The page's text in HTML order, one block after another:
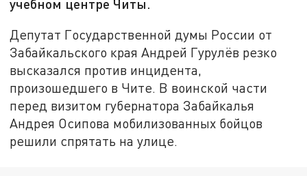
учебном центре Читы.
Депутат Государственной думы России от
Забайкальского края Андрей Гурулёв резко
высказался против инцидента,
произошедшего в Чите. В воинской части
перед визитом губернатора Забайкалья
Андрея Осипова мобилизованных бойцов
решили спрятать на улице.